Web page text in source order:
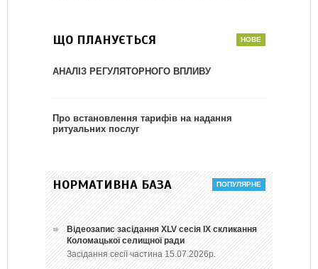
ЩО ПЛАНУЄТЬСЯ
АНАЛІЗ РЕГУЛЯТОРНОГО ВПЛИВУ
Про встановлення тарифів на надання
ритуальних послуг
НОРМАТИВНА БАЗА
Відеозапис засідання ХLV сесія ІХ скликання
Коломацької селищної ради
Засідання сесії частина 15.07.2026р.